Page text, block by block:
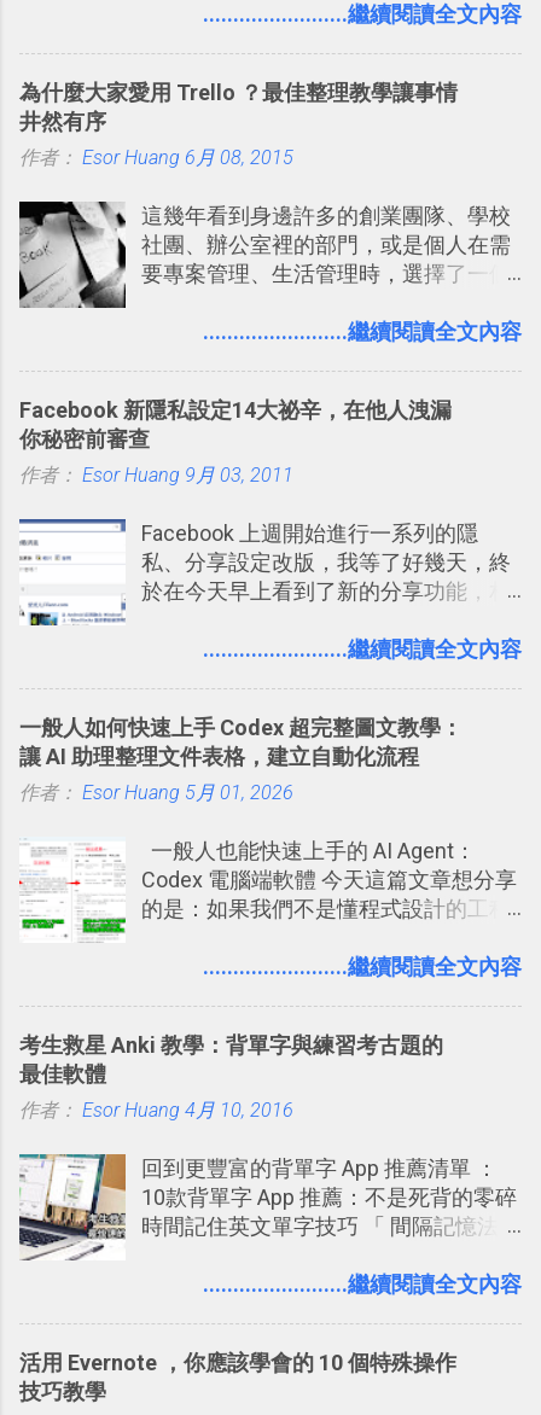
稱。 在規劃路線之外，自訂地圖還能補
時帶來好心情，二方面事後就是最好的
享合作，讓彼此都能在手機上查看這次
要製作家庭相框 用照片來當小禮物 把照
片？而且最好能不花時間、立即拿到、
（或是沒有好的印表機），又不想跑照
提供了印照片的服務 ，而且價格不貴，
可以立即拿到，操作流程也十分簡單。
之前我在電腦玩物分享過：「 不需買印
方便教學 」。這篇文章則從印照片出
........................繼續閱讀全文內容
為什麼大家愛用 Trello ？最佳整理教學讓事情
井然有序
作者： Esor Huang 6月 08, 2015
這幾年看到身邊許多的創業團隊、學校
社團、辦公室裡的部門，或是個人在需
要專案管理、生活管理時，選擇了一個
一個什麼樣的管理工具，讓這麼多人都
念」的管理教學文章： 把 Evernote 當
作 Trello！ Kanbanote 筆記看板管理法
Google Drive 變身 Trello ！幫雲端硬碟
著 Trello ，卻還沒有在電腦玩物上寫過
一篇完整的介紹！雖然錯過了幾年前第
一時間推薦 Trello 的時機，但在這段時
澱自己的使用方法，歸納出「 為什麼值
學。 2015/6/13 新增： 免費專案管理軟
體推薦！困難計畫簡單管理 13 種工具
2016 年新增 ： 如何將 Trello 切換到繁
2016/7/7 新增 ： 如何活用 Trello 記
帳？我的理財計畫心得與看板範本
2016/7/13 新增： 如何將網頁資料快速
2016/8 新增： Trello 開放「強化功能」
2016/8 新增 ： Trello 卡片自訂欄位密
技！最想要的強大 Trello 客製化範例教
急時間管理四象限在 Trello 活用與範本
用 Trello？ 8個專案排程協作重點技巧
2017/6 新增： 如何用 Trello 規劃自助
旅行？我的 Trello 行程計畫使用技巧教
卡片不再落落長？專案管理的5個關鍵
技巧 2017/8/23 新增 ： 如何用 Trello 做
子彈筆記？我的 Trello GTD 方法範例看
板分享
........................繼續閱讀全文內容
Facebook 新隱私設定14大祕辛，在他人洩漏
你秘密前審查
作者： Esor Huang 9月 03, 2011
Facebook 上週開始進行一系列的隱
私、分享設定改版，我等了好幾天，終
於在今天早上看到了新的分享功能，相
用新版的分享功能與隱私設定。 嚴格來
置。不過有一項很實用的設定是新增
的， 那就是可以 事先審查 朋友「標籤
你」的內容，決定要不要讓其他朋友看
標籤在他的訊息中，或是想把你標籤在
相片圖片裡，現在你都多了一個「事先
審查」的機制，可以決定這些你被標籤
鴉牆上，從而禁止可能的祕密被你其他
........................繼續閱讀全文內容
一般人如何快速上手 Codex 超完整圖文教學：
讓 AI 助理整理文件表格，建立自動化流程
作者： Esor Huang 5月 01, 2026
一般人也能快速上手的 AI Agent：
Codex 電腦端軟體 今天這篇文章想分享
的是：如果我們不是懂程式設計的工程
（ChatGPT） 的 Codex 工具？ 如何用
打造一個更自動化的電腦工作流程。
........................繼續閱讀全文內容
考生救星 Anki 教學：背單字與練習考古題的
最佳軟體
作者： Esor Huang 4月 10, 2016
回到更豐富的背單字 App 推薦清單 ：
10款背單字 App 推薦：不是死背的零碎
時間記住英文單字技巧 「 間隔記憶法
短期記憶變成長期記憶。 舉例來說我今
強；然後下次快要忘記可能變成相隔一
........................繼續閱讀全文內容
活用 Evernote ，你應該學會的 10 個特殊操作
技巧教學